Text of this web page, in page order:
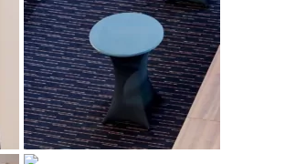
DGSv_MV_2025_Foto_Nicolas_Wefers_029__